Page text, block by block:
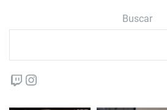
Buscar
Twitch